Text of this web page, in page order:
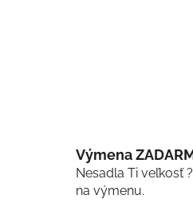
Výmena
Nesadla Ti veľkosť
na výmenu.